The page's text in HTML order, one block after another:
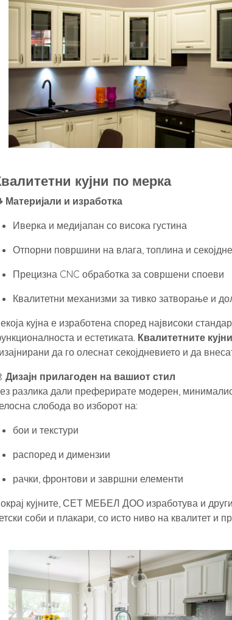
кујни по мерка
Материјали и изработка
Иверка и медијапан со висока густина
Отпорни површини на влага, топлина и
Прецизна CNC обработка за совршени споеви
Квалитетни механизми за тивко затворање и
кујна е изработена според највисоки
и естетиката. Квалитетните
да го олеснат секојдневието и да
Дизајн прилагоден на вашиот стил
разлика дали преферирате модерен,
слобода во изборот на:
бои и текстури
распоред и димензии
рачки, фронтови и завршни елементи
кујните, СЕТ МЕБЕЛ ДОО изработува и
соби и плакари, со исто ниво на квалитет и